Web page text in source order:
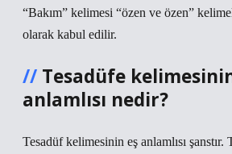
“Bakım” kelimesi “özen ve özen”
olarak kabul edilir.
Tesadüfe
anlamlısı nedir?
Tesadüf kelimesinin eş anlamlısı şanstır.